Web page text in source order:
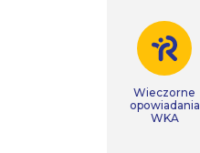
Wieczorne
opowiadania
WKA